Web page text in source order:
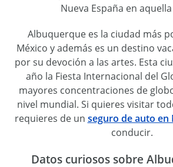
Nueva España en
Albuquerque es la ciudad más
México y además es un destino
por su devoción a las artes. Esta
año la Fiesta Internacional del
mayores concentraciones de
nivel mundial. Si quieres visitar
requieres de un seguro de auto en
conducir.
Datos curiosos sobre